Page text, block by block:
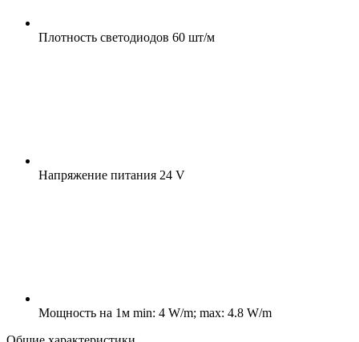
Плотность светодиодов 60 шт/м
Напряжение питания 24 V
Мощность на 1м min: 4 W/m; max: 4.8 W/m